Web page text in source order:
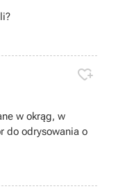

w okrąg, w
do odrysowania o